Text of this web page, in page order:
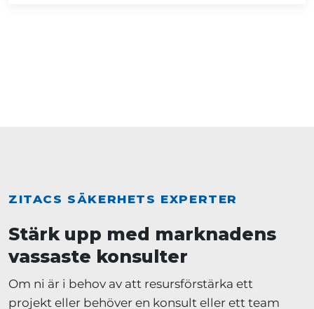
ZITACS SÄKERHETS EXPERTER
Stärk upp med marknadens
vassaste konsulter
Om ni är i behov av att resursförstärka ett
projekt eller behöver en konsult eller ett team